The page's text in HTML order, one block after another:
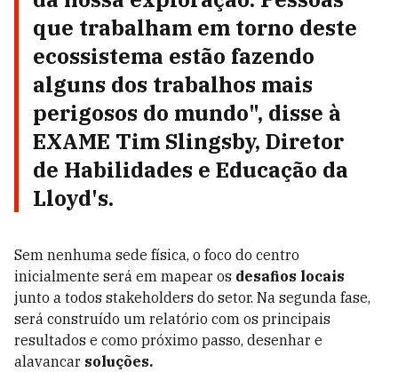
que trabalham em torno deste
ecossistema estão fazendo
alguns dos trabalhos mais
perigosos do mundo", disse à
EXAME Tim Slingsby, Diretor
de Habilidades e Educação da
Lloyd's.
Sem nenhuma sede física, o foco do centro
inicialmente será em mapear os desafios locais
junto a todos stakeholders do setor. Na segunda fase,
será construído um relatório com os principais
resultados e como próximo passo, desenhar e
alavancar soluções.